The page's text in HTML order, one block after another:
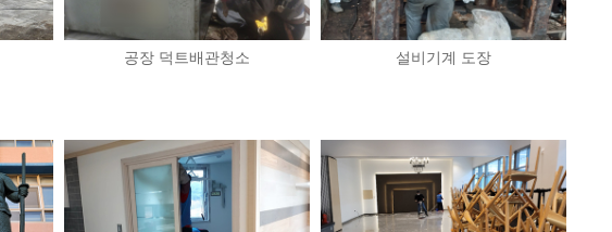
공장 덕트배관청소 설비기계 도장